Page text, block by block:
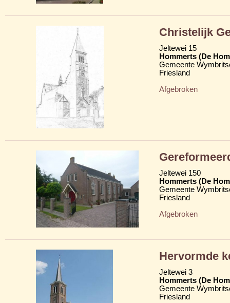
Christelijk
Jeltewei 15
Hommerts (De
Gemeente
Friesland
Afgebroken
Jeltewei 150
Hommerts (De
Gemeente
Friesland
Afgebroken
Hervormde
Jeltewei 3
Hommerts (De
Gemeente
Friesland